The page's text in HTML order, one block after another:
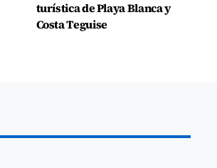
turística de Playa Blanca y
Costa Teguise